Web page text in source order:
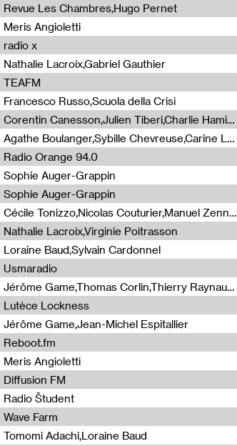
Revue Les Chambres,Hugo Pernet
Meris Angioletti
radio x
Nathalie Lacroix,Gabriel Gauthier
TEAFM
Francesco Russo,Scuola della Crisi
Corentin Canesson,Julien Tiberi,Charlie Hamish Jeffery
Agathe Boulanger,Sybille Chevreuse,Carine Lendrin,Léna Monnier,Graziela Susin,Camille Zuber
Radio Orange 94.0
Sophie Auger-Grappin
Sophie Auger-Grappin
Cécile Tonizzo,Nicolas Couturier,Manuel Zenner,Aquila Lescene,Curtis Coco,Cyril Magnier
Nathalie Lacroix,Virginie Poitrasson
Loraine Baud,Sylvain Cardonnel
Usmaradio
Jérôme Game,Thomas Corlin,Thierry Raynaud,Hubert Colas
Lutèce Lockness
Jérôme Game,Jean-Michel Espitallier
Reboot.fm
Meris Angioletti
Diffusion FM
Radio Študent
Wave Farm
Tomomi Adachi,Loraine Baud